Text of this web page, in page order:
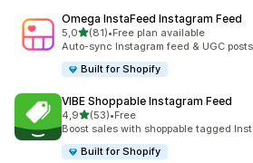
Omega InstaFeed Instagram Feed
5,0av 5 stjerner
(81)
Totalt 81 omtaler
•Free plan available
Auto-sync Instagram feed & UGC
Built for Shopify
VIBE Shoppable Instagram Feed
4,9av 5 stjerner
(53)
Totalt 53 omtaler
•Free
Boost sales with shoppable tagged
Built for Shopify